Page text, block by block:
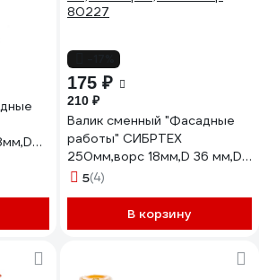
175 ₽
210 ₽
Валик сменный "Фасадные
работы" СИБРТЕХ
250мм,ворс 18мм,D 36 мм,D
ручки 6
5(4)
В корзину